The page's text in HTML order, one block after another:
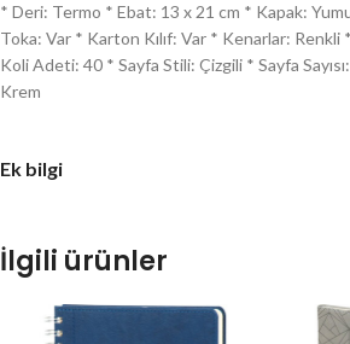
* Deri: Termo * Ebat: 13 x 21 cm * Kapak:
Toka: Var * Karton Kılıf: Var * Kenarlar: Renkli
Koli Adeti: 40 * Sayfa Stili: Çizgili * Sayfa
Krem
Ek bilgi
İlgili ürünler